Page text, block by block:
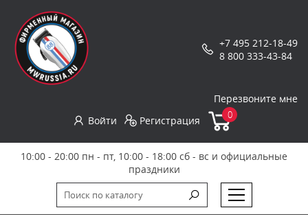
+7 495 212-18-49
8 800 333-43-84
Перезвоните мне
Войти
Регистрация 0
10:00 - 20:00 пн - пт, 10:00 - 18:00 сб - вс и официальные
праздники